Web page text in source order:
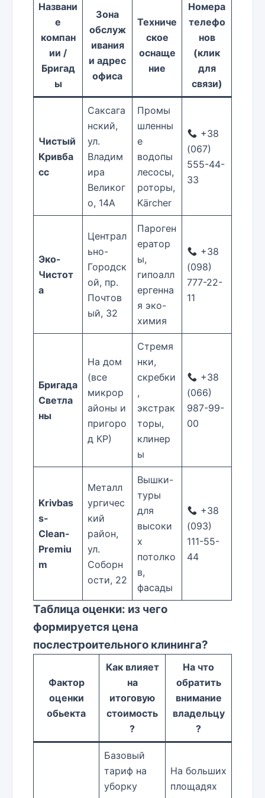
Названи
е
компан
ии /
Бригад
ы
Зона
обслуж
ивания
и адрес
офиса
Техниче
ское
оснаще
ние
Номера
телефо
нов
(клик
для
связи)
Чистый
Кривба
сс
Саксага
нский,
ул.
Владим
ира
Великог
о, 14А
Промы
шленны
е
водопы
лесосы,
роторы,
Kärcher
+38
(067)
555-44-
33
Эко-
Чистот
а
Централ
ьно-
Городск
ой, пр.
Почтов
ый, 32
Пароген
ератор
ы,
гипоалл
ергенна
я эко-
химия
+38
(098)
777-22-
11
Бригада
Светла
ны
На дом
(все
микрор
айоны и
пригоро
д КР)
Стремя
нки,
скребки
,
экстрак
торы,
клинер
ы
+38
(066)
987-99-
00
Krivbas
s-
Clean-
Premiu
m
Металл
ургичес
кий
район,
ул.
Соборн
ости, 22
Вышки-
туры
для
высоки
х
потолко
в,
фасады
+38
(093)
111-55-
44
Таблица оценки: из чего
формируется цена
послестроительного клининга?
Фактор
оценки
обьекта
Как влияет
на
итоговую
стоимость
?
На что
обратить
внимание
владельцу
?
Базовый
тариф на
уборку
На больших
площадях